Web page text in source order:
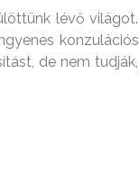
lévő világot.
konzulációs
de nem tudják,